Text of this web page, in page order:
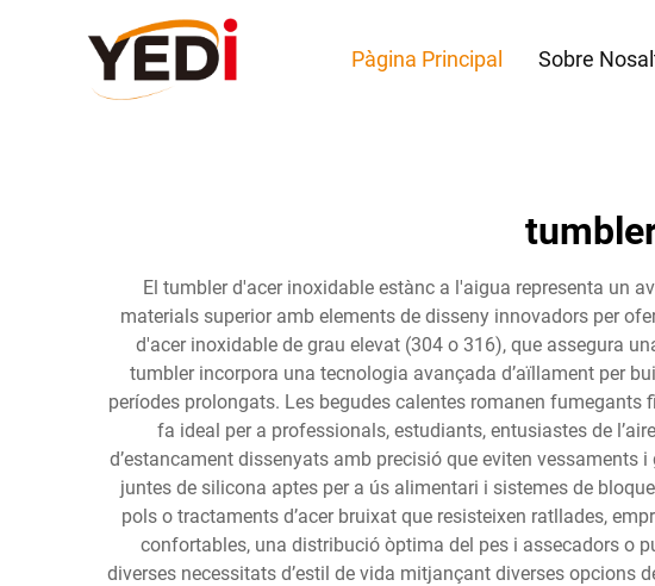
Pàgina Principal Sobre
El tumbler d'acer inoxidable estànc a l'aigua representa un
materials superior amb elements de disseny innovadors per
d'acer inoxidable de grau elevat (304 o 316), que assegura
tumbler incorpora una tecnologia avançada d’aïllament per
períodes prolongats. Les begudes calentes romanen fumegants
fa ideal per a professionals, estudiants, entusiastes de
d’estancament dissenyats amb precisió que eviten
juntes de silicona aptes per a ús alimentari i sistemes de
pols o tractaments d’acer bruixat que resisteixen ratllades,
confortables, una distribució òptima del pes i assecadors o
diverses necessitats d’estil de vida mitjançant diverses opcions